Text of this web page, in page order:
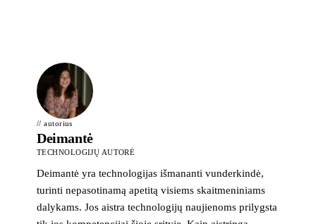
// autorius
Deimantė
TECHNOLOGIJŲ AUTORĖ
Deimantė yra technologijas išmananti vunderkindė,
turinti nepasotinamą apetitą visiems skaitmeniniams
dalykams. Jos aistra technologijų naujienoms prilygsta